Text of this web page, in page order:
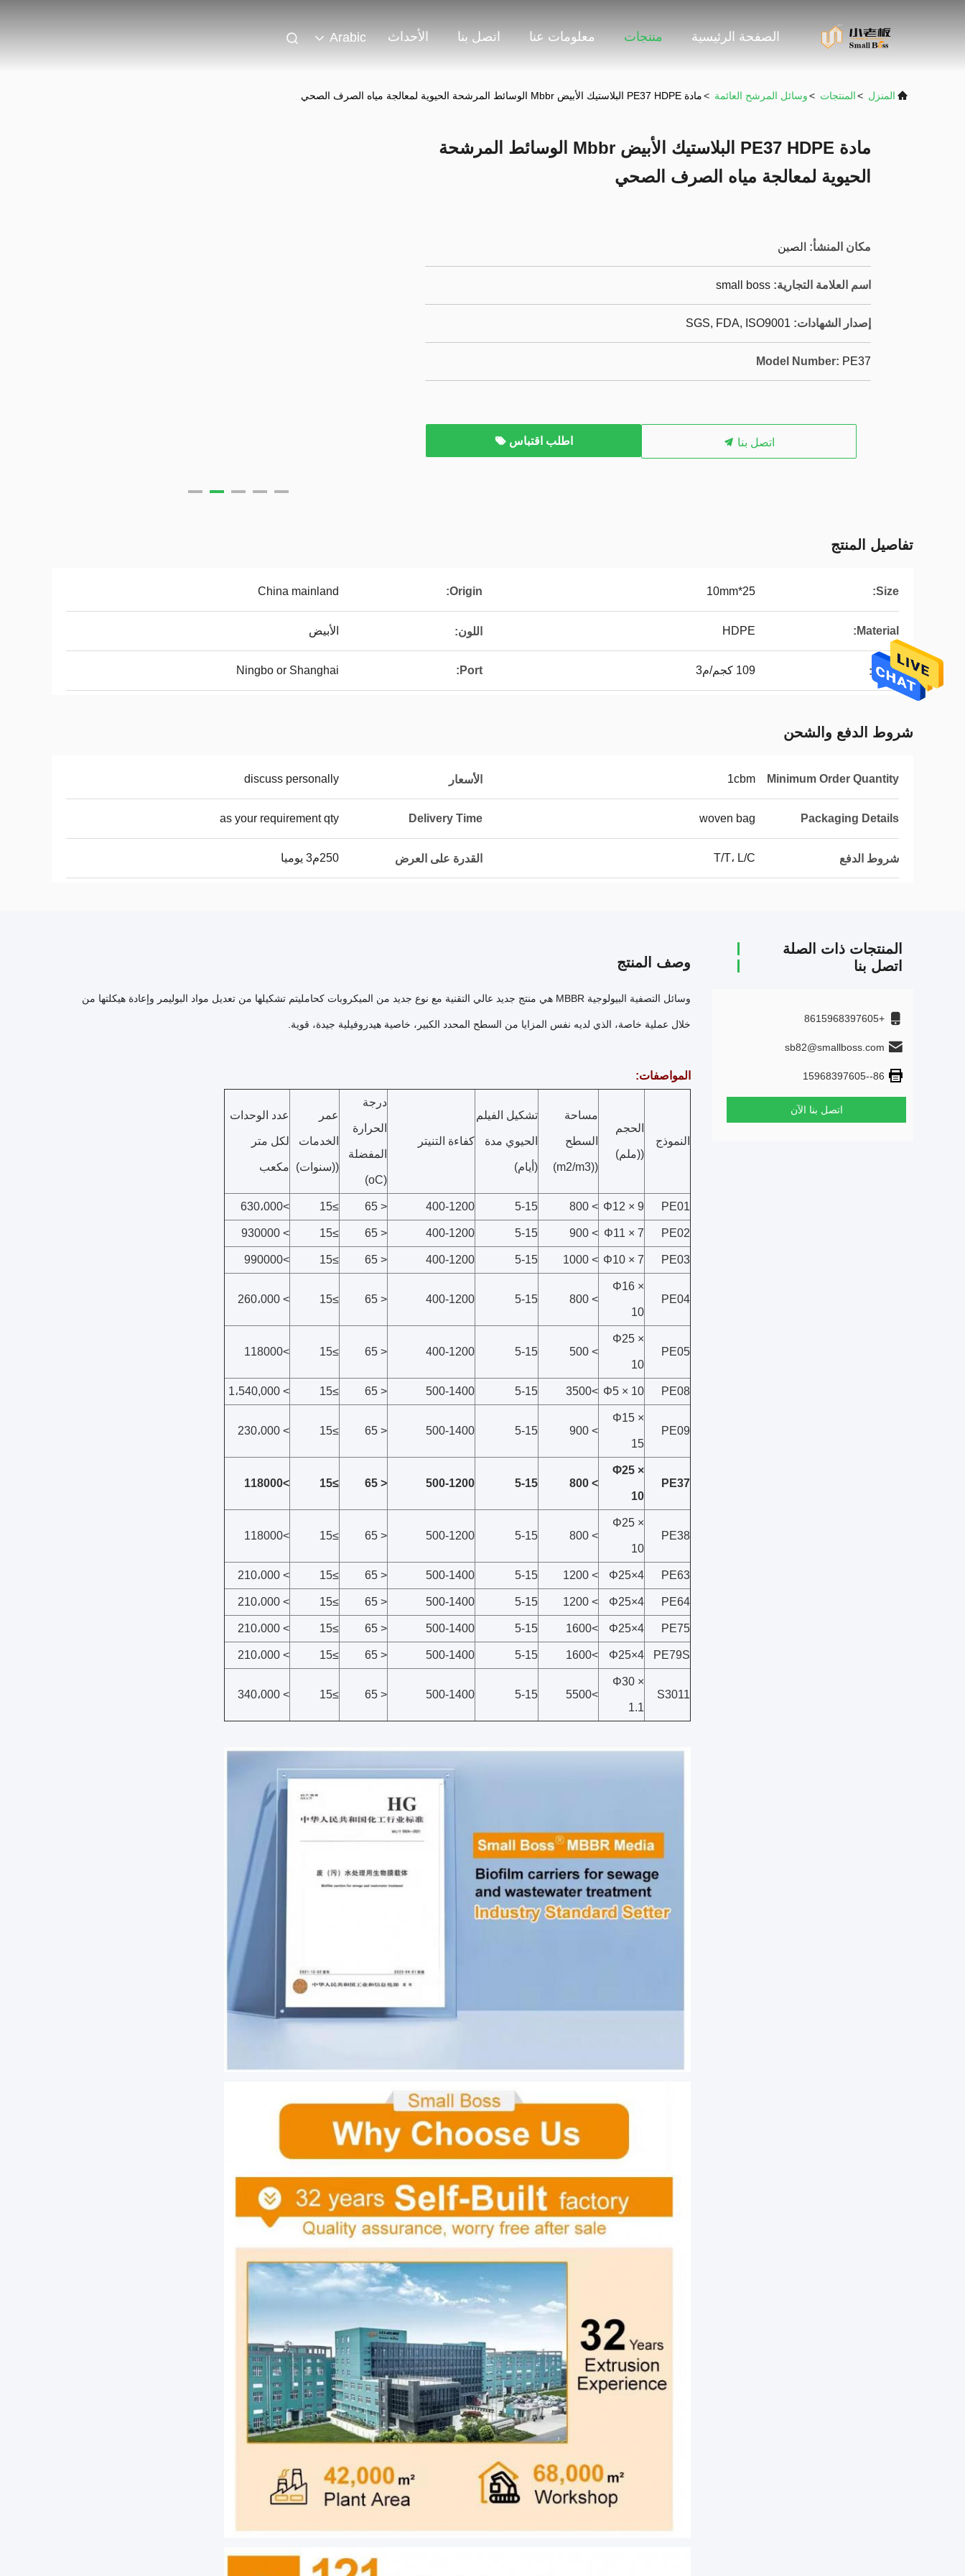
الصفحة الرئيسية منتجات معلومات عنا اتصل بنا الأحداث Arabic
المنزل >المنتجات >وسائل المرشح العائمة >مادة PE37 HDPE البلاستيك الأبيض Mbbr الوسائط المرشحة الحيوية لمعالجة مياه الصرف الصحي
مادة PE37 HDPE البلاستيك الأبيض Mbbr الوسائط المرشحة
الحيوية لمعالجة مياه الصرف الصحي
مكان المنشأ: الصين
اسم العلامة التجارية: small boss
إصدار الشهادات: SGS, FDA, ISO9001
Model Number: PE37
اتصل بنا اطلب اقتباس
تفاصيل المنتج
Size:
25*10mm
Origin:
China mainland
Material:
HDPE اللون: الأبيض
الوزن: 109 كجم/م3 Port:
Ningbo or Shanghai
شروط الدفع والشحن
Minimum Order Quantity
1cbm الأسعار discuss personally
Packaging Details
woven bag
Delivery Time
as your requirement qty
شروط الدفع T/T، L/C القدرة على العرض 250م3 يوميا
المنتجات ذات الصلة
اتصل بنا
+8615968397605
sb82@smallboss.com
86--15968397605
اتصل بنا الآن
وصف المنتج
وسائل التصفية البيولوجية MBBR هي منتج جديد عالي التقنية مع نوع جديد من الميكروبات كحامليتم تشكيلها من تعديل مواد البوليمر وإعادة هيكلتها من
خلال عملية خاصة، الذي لديه نفس المزايا من السطح المحدد الكبير، خاصية هيدروفيلية جيدة، قوية.
المواصفات:
النموذج
الحجم
((ملم)
مساحة
السطح
((m2/m3)
تشكيل الفيلم
الحيوي مدة
(أيام)
كفاءة التنيتر
درجة
الحرارة
المفضلة
(oC)
عمر
الخدمات
((سنوات)
عدد الوحدات
لكل متر
مكعب
PE01
Φ12 × 9
> 800
5-15
400-1200
< 65
≥15 >630،000
PE02
Φ11 × 7
> 900
5-15
400-1200
< 65
≥15
> 930000
PE03
Φ10 × 7
> 1000
5-15
400-1200
< 65
≥15
>990000
PE04
Φ16 ×
10
> 800
5-15
400-1200
< 65
≥15 > 260،000
PE05
Φ25 ×
10
> 500
5-15
400-1200
< 65
≥15
>118000
PE08
Φ5 × 10
>3500
5-15
500-1400
< 65
≥15 > 1،540,000
PE09
Φ15 ×
15
> 900
5-15
500-1400
< 65
≥15 > 230،000
PE37
Φ25 ×
10
> 800
5-15
500-1200
< 65
≥15
>118000
PE38
Φ25 ×
10
> 800
5-15
500-1200
< 65
≥15
>118000
PE63
Φ25×4
> 1200
5-15
500-1400
< 65
≥15 > 210،000
PE64
Φ25×4
> 1200
5-15
500-1400
< 65
≥15 > 210،000
PE75
Φ25×4
>1600
5-15
500-1400
< 65
≥15 > 210،000
PE79S
Φ25×4
>1600
5-15
500-1400
< 65
≥15 > 210،000
S3011
Φ30 ×
1.1
>5500
5-15
500-1400
< 65
≥15 > 340،000